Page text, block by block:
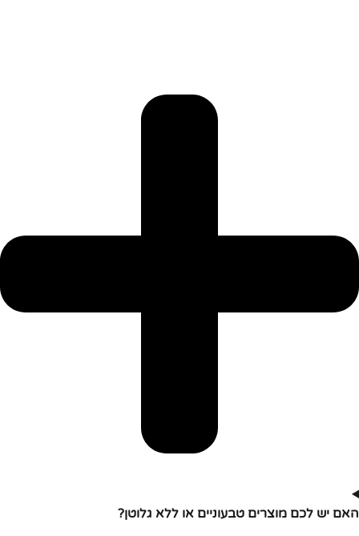
האם יש לכם מוצרים טבעוניים או ללא גלוטן?